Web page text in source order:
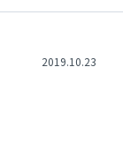
2019.10.23